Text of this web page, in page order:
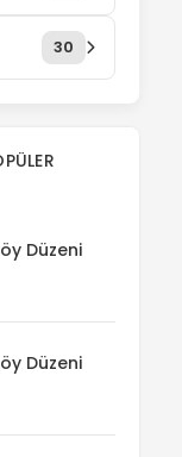
30
Düzeni
Düzeni